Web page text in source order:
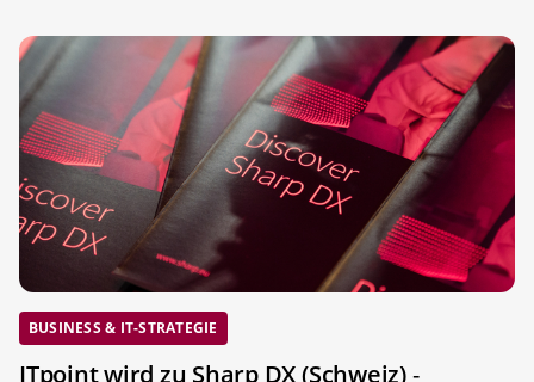
BUSINESS & IT-STRATEGIE
ITpoint wird zu Sharp DX (Schweiz)-